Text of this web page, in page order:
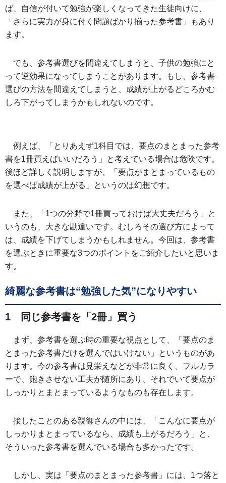
ば、自信が付いて勉強が楽しくなってきた生徒向けに、
「さらに実力が身に付く問題ばかり揃った参考書」もあり
ます。
でも、参考書選びを間違えてしまうと、子供の勉強にと
って逆効果になってしまうことがあります。もし、参考書
選びの方法を間違えてしまうと、成績が上がるどころかむ
しろ下がってしまうかもしれないのです。
例えば、「とりあえず1科目では、要点のまとまった参考
書を1冊買えばいいだろう」と考えている場合は危険です。
後ほど詳しく説明しますが、「要点がまとまっているもの
を選べば成績が上がる」というのは幻想です。
また、「1つの分野で1冊買っておけば大丈夫だろう」と
いうのも、大きな勘違いです。むしろその選び方によって
は、成績を下げてしまうかもしれません。今回は、参考書
を選ぶときに重要な3つのポイントをご紹介したいと思いま
す。
綺麗な参考書は“勉強した気”になりやすい
1 同じ参考書を「2冊」買う
まず、参考書を選ぶ時の重要な視点として、「要点のま
とまった参考書だけを選んではいけない」というものがあ
ります。今の参考書は見栄えなどが非常に良く、フルカラ
ーで、飽きさせない工夫が随所にあり、それでいて要点が
しっかりとまとまっているようなものも存在します。
接したことのある親御さんの中には、「こんなに要点が
しっかりまとまっているなら、成績も上がるだろう」と、
そういった参考書を選んでいる場合も多かったです。
しかし、実は「要点のまとまった参考書」には、1つ落と